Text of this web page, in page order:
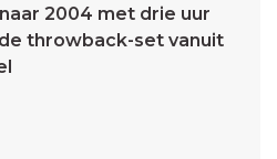
2004 met drie uur
throwback-set vanuit